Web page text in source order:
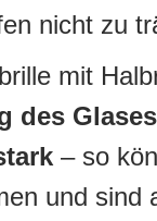
nicht zu
mit
des Glases
– so
und sind